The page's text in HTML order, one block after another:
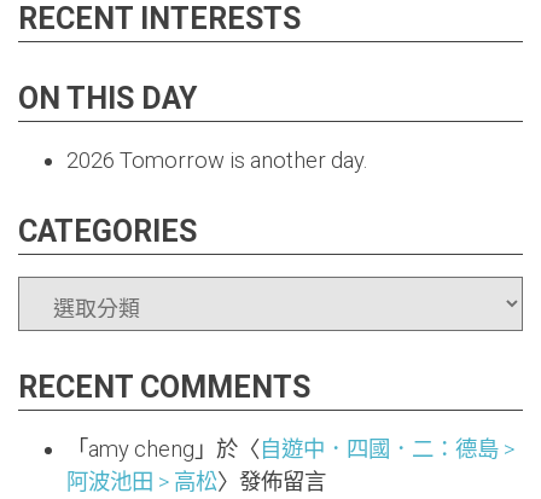
RECENT INTERESTS
ON THIS DAY
2026 Tomorrow is another day.
CATEGORIES
RECENT COMMENTS
「 amy cheng 」於〈自遊中．四國．二：德島 >
阿波池田 > 高松〉發佈留言